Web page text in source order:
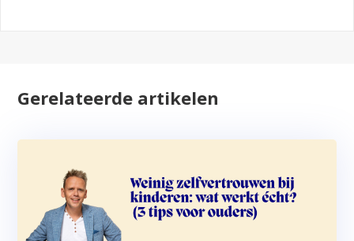
Gerelateerde artikelen